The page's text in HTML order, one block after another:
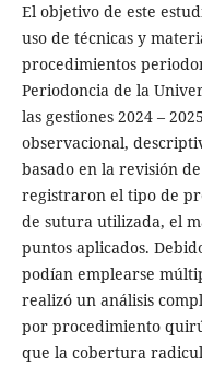
El objetivo de este
uso de técnicas y
procedimientos
Periodoncia de la
las gestiones 2024 –
observacional,
basado en la revisión
registraron el tipo de
de sutura utilizada, el
puntos aplicados.
podían emplearse
realizó un análisis
por procedimiento
que la cobertura